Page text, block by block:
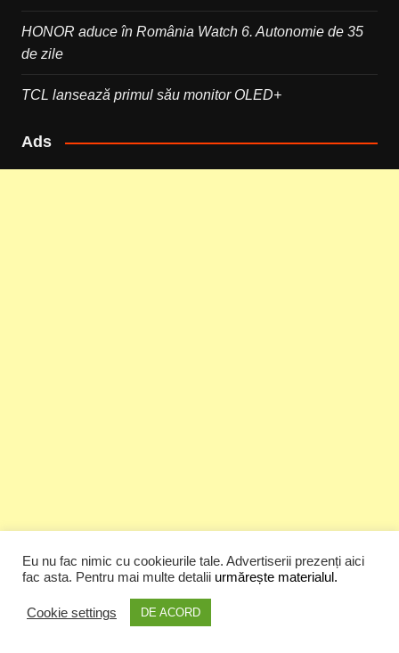
HONOR aduce în România Watch 6. Autonomie de 35
de zile
TCL lansează primul său monitor OLED+
Ads
Top Posts & Pages
Eu nu fac nimic cu cookieurile tale. Advertiserii prezenți aici
fac asta. Pentru mai multe detalii urmărește materialul.
Cookie settings DE ACORD